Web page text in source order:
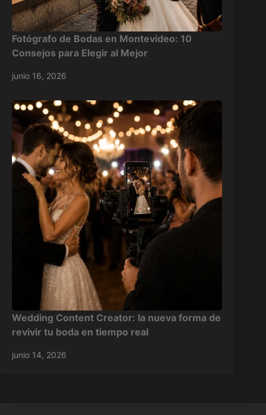
Fotógrafo de Bodas en Montevideo: 10
Consejos para Elegir al Mejor
junio 16, 2026
Wedding Content Creator: la nueva forma de
revivir tu boda en tiempo real
junio 14, 2026